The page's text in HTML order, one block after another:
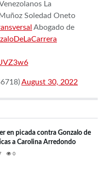
La
Soledad Oneto
Abogado de
August 30, 2022
en picada contra Gonzalo de
a Carolina Arredondo
0